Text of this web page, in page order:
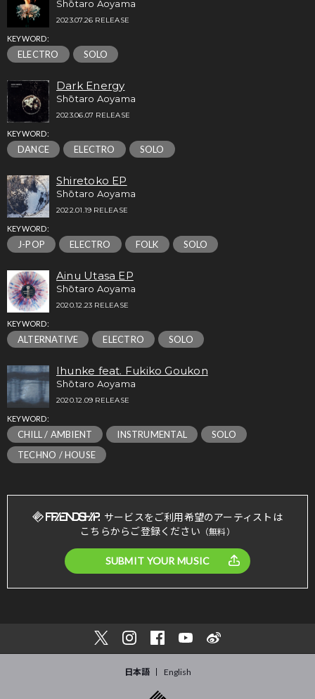
Shōtaro Aoyama
2023.07.26 RELEASE
KEYWORD:
ELECTRO SOLO
Dark Energy
Shōtaro Aoyama
2023.06.07 RELEASE
KEYWORD:
DANCE ELECTRO SOLO
Shiretoko EP
Shōtaro Aoyama
2022.01.19 RELEASE
KEYWORD:
J-POP ELECTRO FOLK SOLO
Ainu Utasa EP
Shōtaro Aoyama
2020.12.23 RELEASE
KEYWORD:
ALTERNATIVE ELECTRO SOLO
Ihunke feat. Fukiko Goukon
Shōtaro Aoyama
2020.12.09 RELEASE
KEYWORD:
CHILL / AMBIENT INSTRUMENTAL
SOLO
TECHNO / HOUSE
サービスをご利用希望のアーティストは
こちらからご登録ください （無料）
SUBMIT YOUR MUSIC
日本語 English